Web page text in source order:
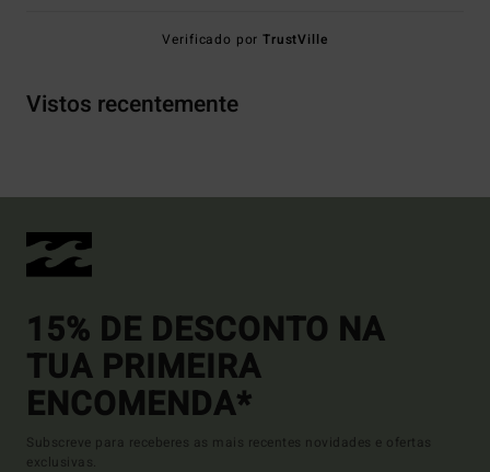
Verificado porTrustVille
Vistos recentemente
15% DE DESCONTO NA
TUA PRIMEIRA
ENCOMENDA*
Subscreve para receberes as mais recentes novidades e ofertas
exclusivas.